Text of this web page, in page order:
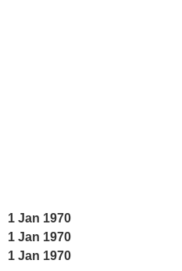
1 Jan 1970
1 Jan 1970
1 Jan 1970